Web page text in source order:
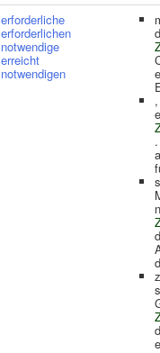
erforderliche
erforderlichen
notwendige
erreicht
notwendigen